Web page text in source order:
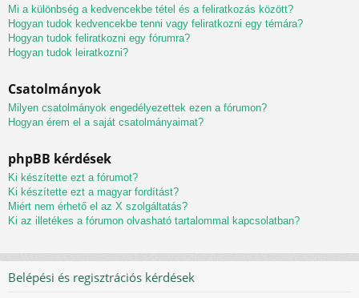
Mi a különbség a kedvencekbe tétel és a feliratkozás között?
Hogyan tudok kedvencekbe tenni vagy feliratkozni egy témára?
Hogyan tudok feliratkozni egy fórumra?
Hogyan tudok leiratkozni?
Csatolmányok
Milyen csatolmányok engedélyezettek ezen a fórumon?
Hogyan érem el a saját csatolmányaimat?
phpBB kérdések
Ki készítette ezt a fórumot?
Ki készítette ezt a magyar fordítást?
Miért nem érhető el az X szolgáltatás?
Ki az illetékes a fórumon olvasható tartalommal kapcsolatban?
Belépési és regisztrációs kérdések